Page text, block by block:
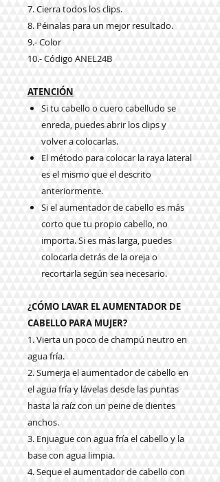
7. Cierra todos los clips.
8. Péinalas para un mejor resultado.
9.- Color
10.- Código ANEL24B
ATENCIÓN
Si tu cabello o cuero cabelludo se
enreda, puedes abrir los clips y
volver a colocarlas.
El método para colocar la raya lateral
es el mismo que el descrito
anteriormente.
Si el aumentador de cabello es más
corto que tu propio cabello, no
importa. Si es más larga, puedes
colocarla detrás de la oreja o
recortarla según sea necesario.
¿CÓMO LAVAR EL AUMENTADOR DE
CABELLO PARA MUJER?
1. Vierta un poco de champú neutro en
agua fría.
2. Sumerja el aumentador de cabello en
el agua fría y lávelas desde las puntas
hasta la raíz con un peine de dientes
anchos.
3. Enjuague con agua fría el cabello y la
base con agua limpia.
4. Seque el aumentador de cabello con